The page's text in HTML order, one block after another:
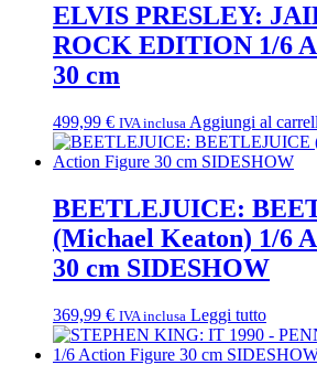
ELVIS PRESLEY:
ROCK EDITION 1/6
30 cm
499,99 € IVA inclusa Aggiungi al
BEETLEJUICE:
(Michael Keaton) 1/6
30 cm SIDESHOW
369,99 € IVA inclusa Leggi tutto